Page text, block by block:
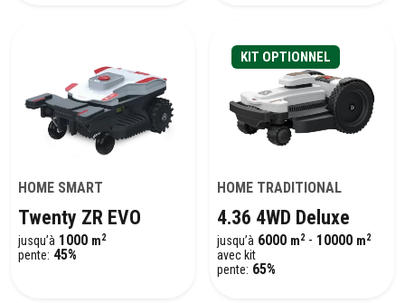
HOME SMART
Twenty ZR EVO
jusqu’à 1000 m2
pente: 45%
KIT OPTIONNEL
HOME TRADITIONAL
4.36 4WD Deluxe
jusqu’à 6000 m2- 10000 m2
avec kit
pente: 65%